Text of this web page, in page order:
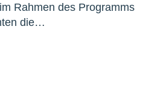
Rahmen des Programms
die…